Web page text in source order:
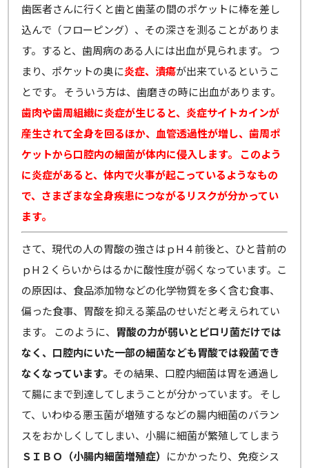
歯医者さんに行くと歯と歯茎の間のポケットに棒を差し
込んで（フローピング）、その深さを測ることがありま
す。すると、歯周病のある人には出血が見られます。 つ
まり、ポケットの奥に炎症、潰瘍が出来ているというこ
とです。 そういう方は、歯磨きの時に出血があります。
歯肉や歯周組織に炎症が生じると、炎症サイトカインが
産生されて全身を回るほか、血管透過性が増し、歯周ポ
ケットから口腔内の細菌が体内に侵入します。
このよう
に炎症があると、体内で火事が起こっているようなもの
で、さまざまな全身疾患につながるリスクが分かってい
ます。
さて、現代の人の胃酸の強さはｐH４前後と、ひと昔前の
ｐH２くらいからはるかに酸性度が弱くなっています。こ
の原因は、食品添加物などの化学物質を多く含む食事、
偏った食事、胃酸を抑える薬品のせいだと考えられてい
ます。 このように、 胃酸の力が弱いとピロリ菌だけでは
なく、口腔内にいた一部の細菌なども胃酸では殺菌でき
なくなっています。 その結果、口腔内細菌は胃を通過し
て腸にまで到達してしまうことが分かっています。 そし
て、いわゆる悪玉菌が増殖するなどの腸内細菌のバラン
スをおかしくしてしまい、小腸に細菌が繁殖してしまう
ＳＩＢＯ（小腸内細菌増殖症） にかかったり、免疫シス